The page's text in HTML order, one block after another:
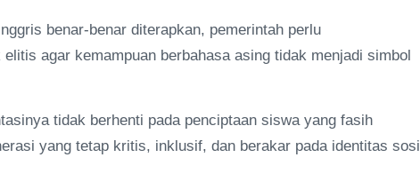
benar-benar diterapkan, pemerintah perlu
agar kemampuan berbahasa asing tidak menjadi simbol
tidak berhenti pada penciptaan siswa yang fasih
yang tetap kritis, inklusif, dan berakar pada identitas